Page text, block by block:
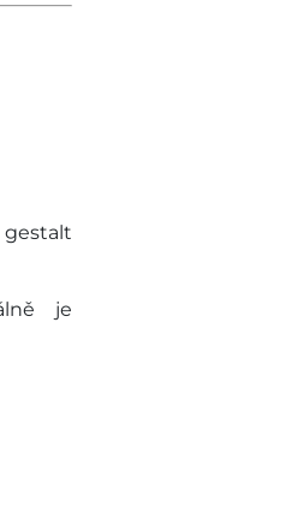
je